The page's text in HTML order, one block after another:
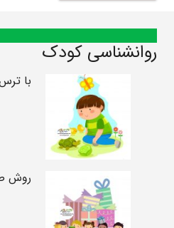
روانشناسی کودک
با
روش